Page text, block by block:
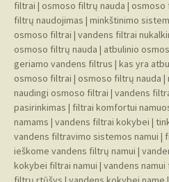
filtrai | osmoso filtrų nauda | osmoso
filtrų naudojimas | minkštinimo
osmoso filtrai | vandens filtrai
osmoso filtrų nauda | atbulinio
geriamo vandens filtrus | kas yra
osmoso filtrai | osmoso filtrų nauda |
naudingi osmoso filtrai | vandens
pasirinkimas | filtrai komfortui
namams | vandens filtrai kokybei |
vandens filtravimo sistemos namui |
ieškome vandens filtrų namui |
kokybei filtrai namui | vandens